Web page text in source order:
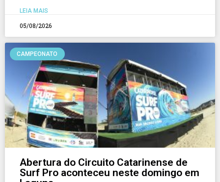
LEIA MAIS
05/08/2026
CAMPEONATO
Abertura do Circuito Catarinense de
Surf Pro aconteceu neste domingo em